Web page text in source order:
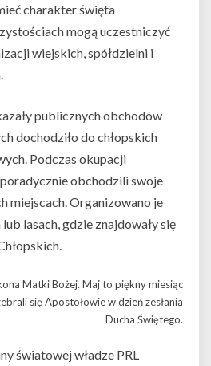
charakter święta
mogą uczestniczyć
wiejskich, spółdzielni i
publicznych obchodów
dochodziło do chłopskich
Podczas okupacji
obchodzili swoje
miejscach. Organizowano je
lasach, gdzie znajdowały się
Matki Bożej. Maj to piękny miesiąc
się Apostołowie w dzień zesłania
Ducha Świętego.
światowej władze PRL